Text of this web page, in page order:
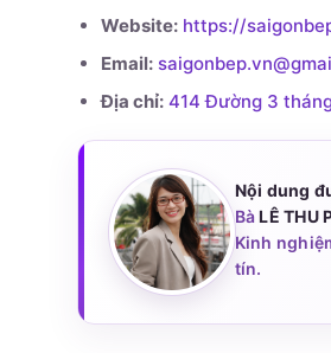
Website: https://
Email:
Địa chỉ: 414 Đường 3 tháng
Nội dung
BàLÊ THU
Kinh
tín.